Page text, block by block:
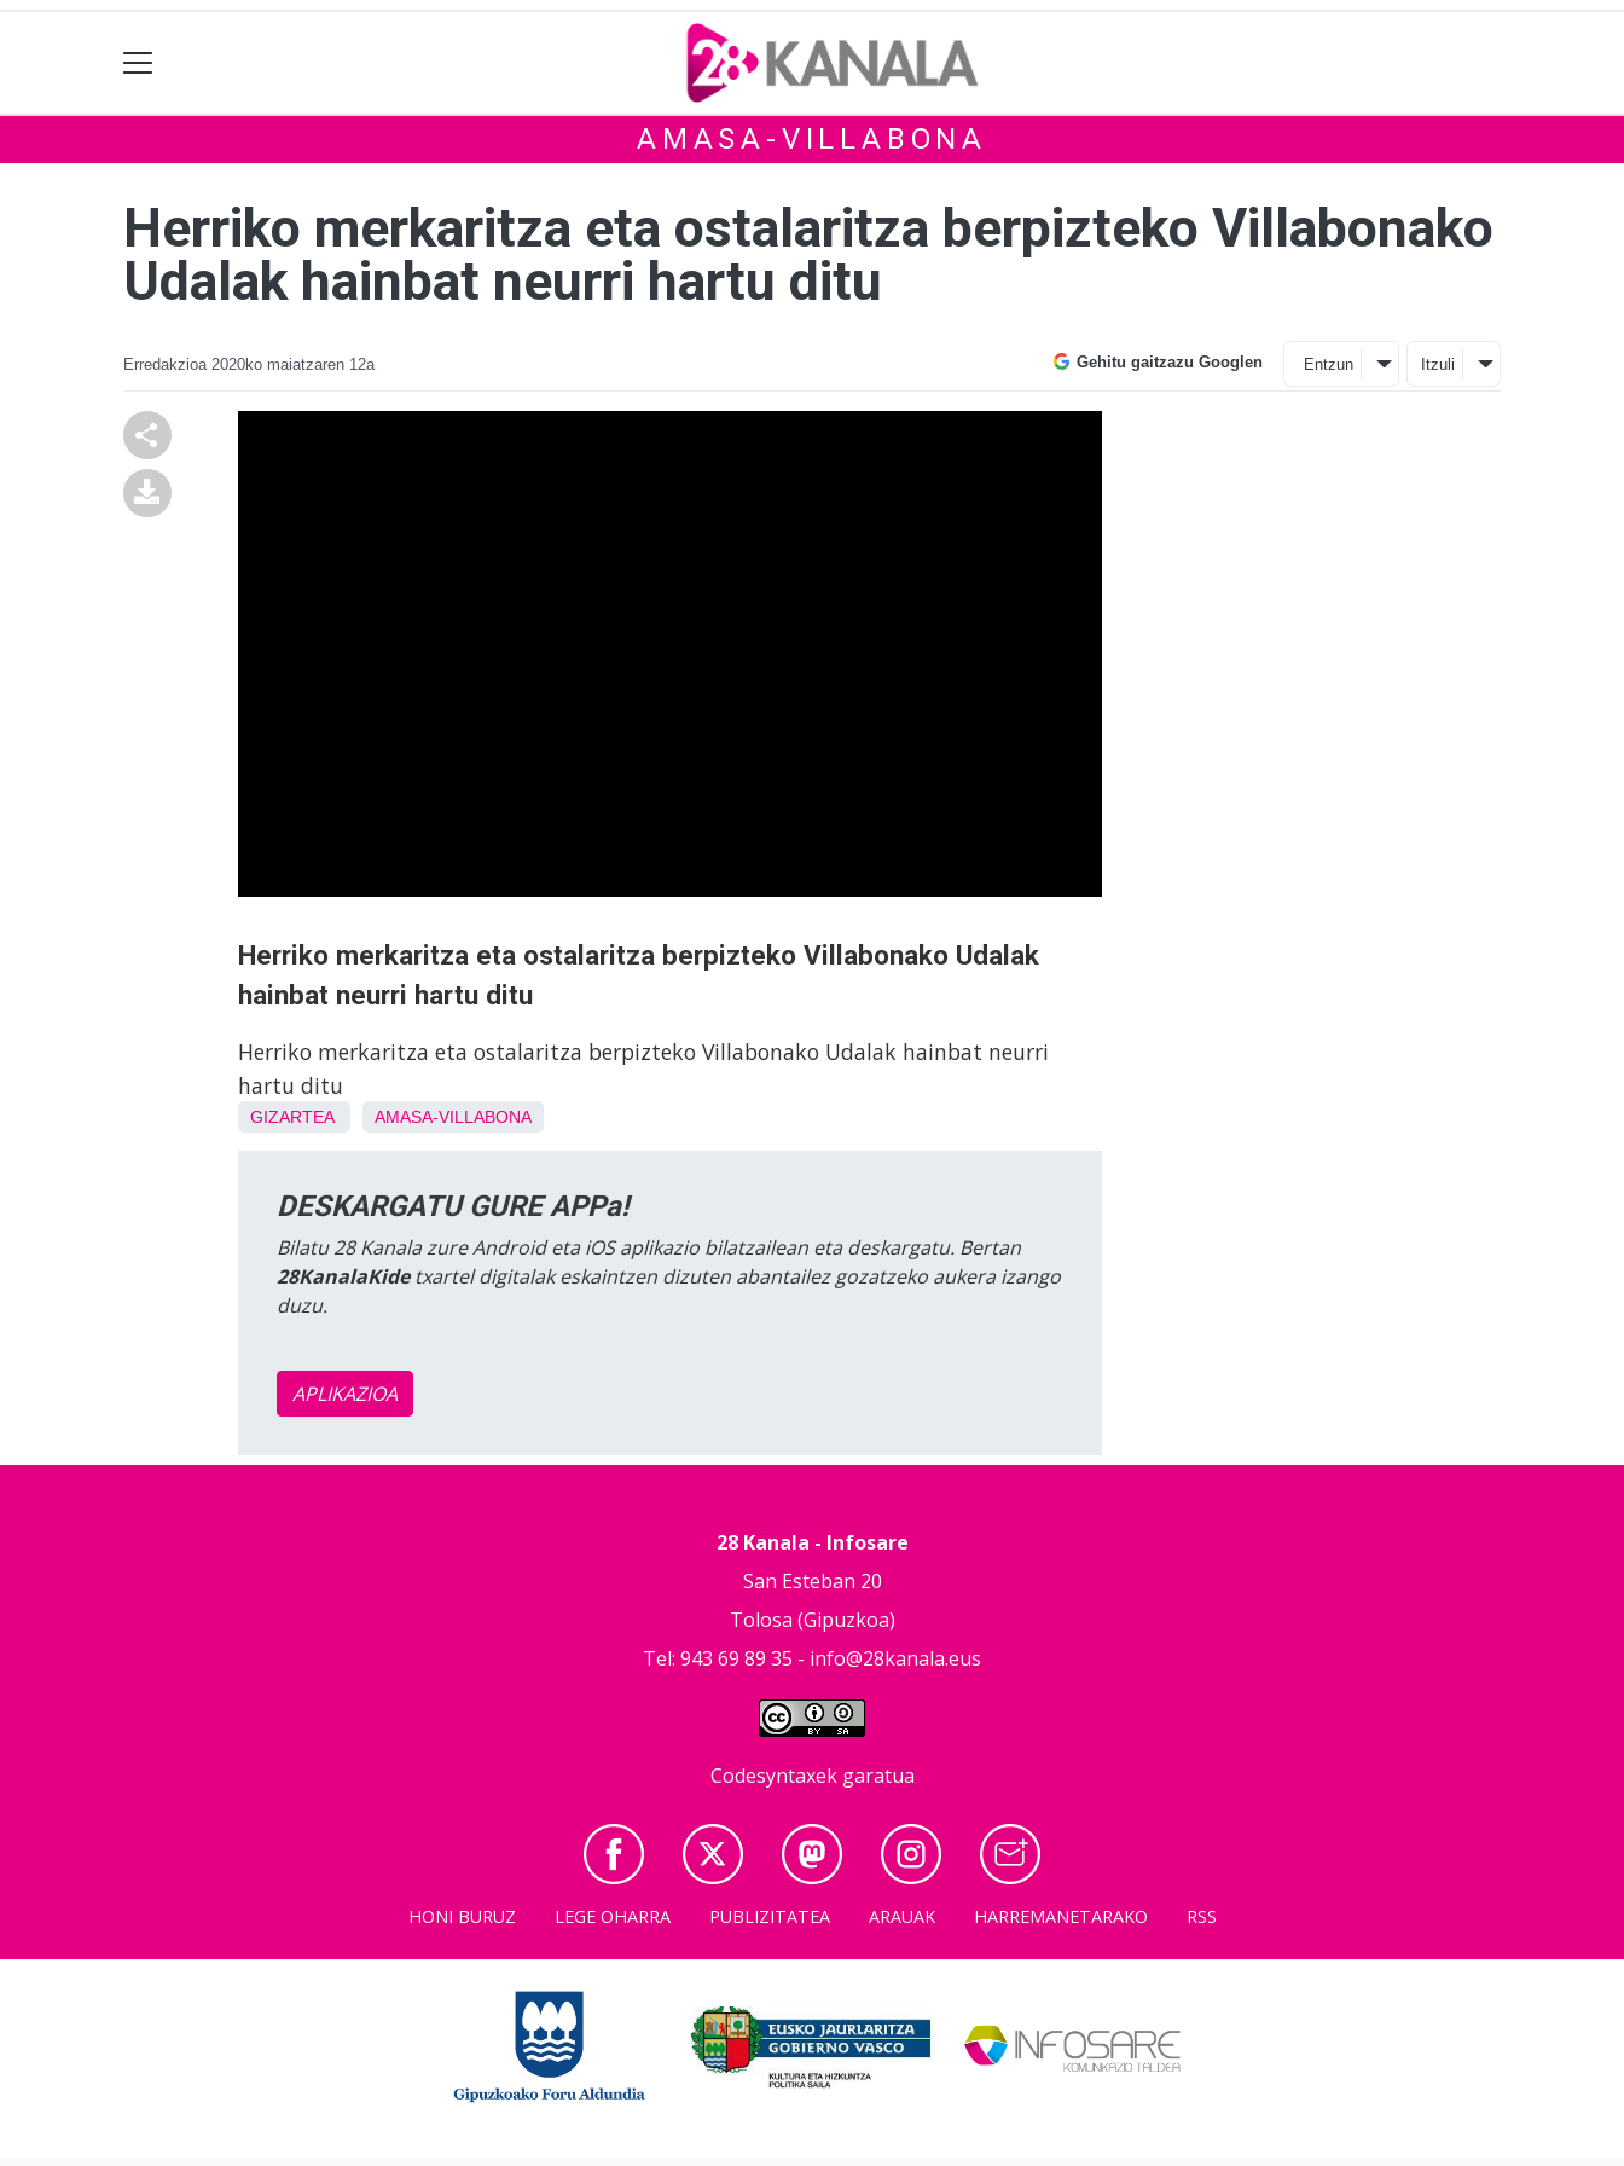
AMASA-VILLABONA
Herriko merkaritza eta ostalaritza berpizteko Villabonako
Udalak hainbat neurri hartu ditu
Erredakzioa 2020ko maiatzaren 12a Gehitu gaitzazu Googlen Entzun Itzuli
Herriko merkaritza eta ostalaritza berpizteko Villabonako Udalak
hainbat neurri hartu ditu
Herriko merkaritza eta ostalaritza berpizteko Villabonako Udalak hainbat neurri
hartu ditu
GIZARTEA AMASA-VILLABONA
DESKARGATU GURE APPa!
Bilatu 28 Kanala zure Android eta iOS aplikazio bilatzailean eta deskargatu. Bertan
28KanalaKidetxartel digitalak eskaintzen dizuten abantailez gozatzeko aukera izango
duzu.
APLIKAZIOA
28 Kanala - Infosare
San Esteban 20
Tolosa (Gipuzkoa)
Tel: 943 69 89 35 - info@28kanala.eus
Codesyntaxek garatua
HONI BURUZ LEGE OHARRA PUBLIZITATEA ARAUAK HARREMANETARAKO RSS